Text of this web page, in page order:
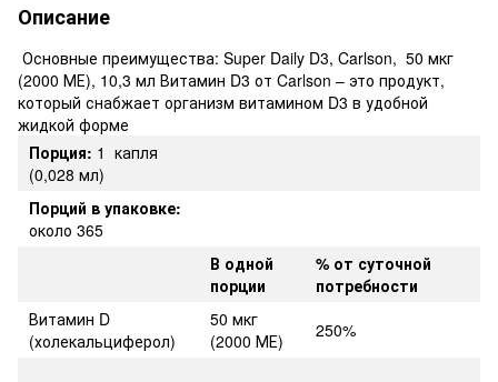
Описание
Основные преимущества: Super Daily D3, Carlson, 50 мкг
(2000 МЕ), 10,3 мл Витамин D3 от Carlson – это продукт,
который снабжает организм витамином D3 в удобной
жидкой форме
Порция: 1 капля
(0,028 мл)
Порций в упаковке:
около 365
В одной
порции
% от суточной
потребности
Витамин D
(холекальциферол)
50 мкг
(2000 МЕ)
250%